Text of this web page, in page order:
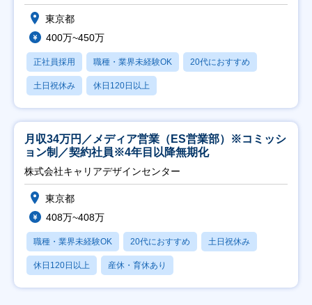
東京都
400万~450万
正社員採用 職種・業界未経験OK 20代におすすめ
土日祝休み 休日120日以上
月収34万円／メディア営業（ES営業部）※コミッシ
ョン制／契約社員※4年目以降無期化
株式会社キャリアデザインセンター
東京都
408万~408万
職種・業界未経験OK 20代におすすめ 土日祝休み
休日120日以上 産休・育休あり